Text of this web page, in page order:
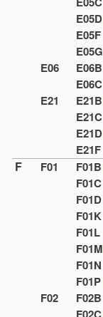
E05D
E05F
E05G
E06 E06B
E06C
E21 E21B
E21C
E21D
E21F
F F01 F01B
F01C
F01D
F01K
F01L
F01M
F01N
F01P
F02 F02B